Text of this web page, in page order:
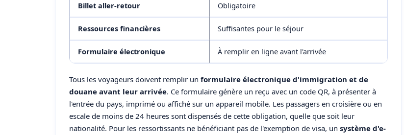
Billet aller-retour Obligatoire
Ressources financières Suffisantes pour le séjour
Formulaire électronique À remplir en ligne avant l'arrivée
Tous les voyageurs doivent remplir un formulaire électronique d'immigration et de
douane avant leur arrivée. Ce formulaire génère un reçu avec un code QR, à présenter à
l'entrée du pays, imprimé ou affiché sur un appareil mobile. Les passagers en croisière ou en
escale de moins de 24 heures sont dispensés de cette obligation, quelle que soit leur
nationalité. Pour les ressortissants ne bénéficiant pas de l'exemption de visa, un système d'e-